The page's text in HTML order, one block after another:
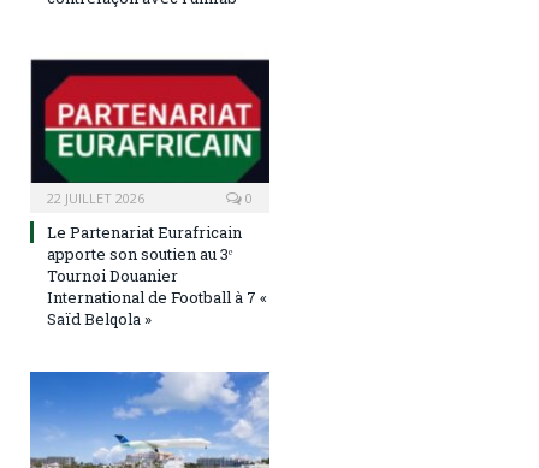
22 JUILLET 2026 0
Le Partenariat Eurafricain
apporte son soutien au 3ᵉ
Tournoi Douanier
International de Football à 7 «
Saïd Belqola »